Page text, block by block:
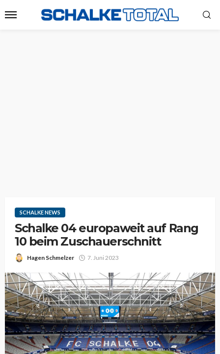
SCHALKE NEWS
Schalke 04 europaweit auf Rang
10 beim Zuschauerschnitt
Hagen Schmelzer 7. Juni 2023